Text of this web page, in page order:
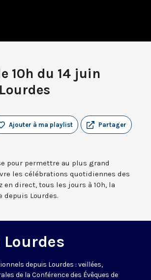
10h du 14 juin
Partager
Ajouter à ma playlist
pour permettre au plus grand
les célébrations quotidiennes des
en direct, tous les jours à 10h, la
depuis Lourdes.
Lourdes
depuis Lourdes : veillées,
de la Conférence des Évêques de